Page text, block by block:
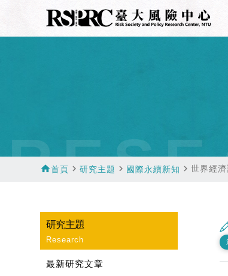
home首頁 navigate_next研究主題 navigate_next 國際永續新知 navigate_next世界經
研究主題
Research
最新研究文章